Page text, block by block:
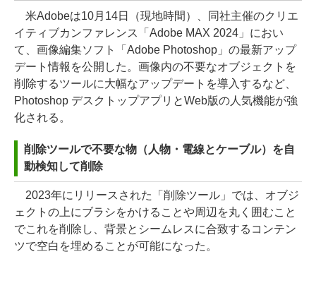
米Adobeは10月14日（現地時間）、同社主催のクリエ
イティブカンファレンス「Adobe MAX 2024」におい
て、画像編集ソフト「Adobe Photoshop」の最新アップ
デート情報を公開した。画像内の不要なオブジェクトを
削除するツールに大幅なアップデートを導入するなど、
Photoshop デスクトップアプリとWeb版の人気機能が強
化される。
削除ツールで不要な物（人物・電線とケーブル）を自
動検知して削除
2023年にリリースされた「削除ツール」では、オブジ
ェクトの上にブラシをかけることや周辺を丸く囲むこと
でこれを削除し、背景とシームレスに合致するコンテン
ツで空白を埋めることが可能になった。